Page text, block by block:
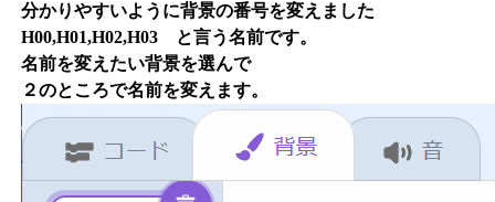
分かりやすいように背景の番号を変えました
H00,H01,H02,H03 と言う名前です。
名前を変えたい背景を選んで
２のところで名前を変えます。